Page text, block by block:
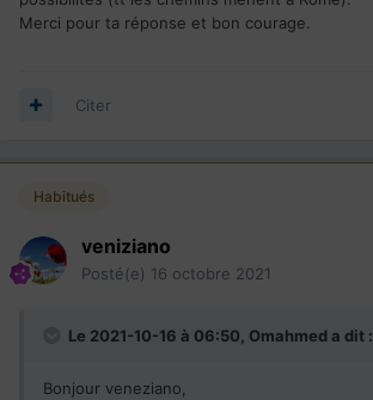
Merci pour ta réponse et bon courage.
Citer
Habitués
veniziano
Posté(e) 16 octobre 2021
Le 2021-10-16 à 06:50, Omahmeda dit :
Bonjour veneziano,